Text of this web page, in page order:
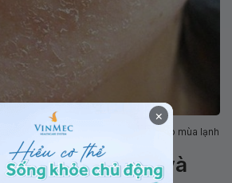
xuyên bị bong tróc ở vùng cằm vào mùa lạnh
làn da vừa khô và
×